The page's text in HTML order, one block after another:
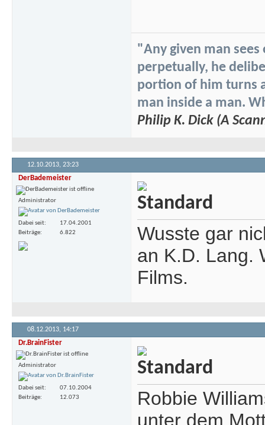
"Any given man
perpetually, he
portion of him turns
man inside a man.
Philip K. Dick (A
12.10.2013, 23:23
DerBademeister
Administrator
Dabei seit
17.04.2001
Beiträge
6.822
Wusste gar
an K.D. Lang.
Films.
08.12.2013, 14:17
Dr.BrainFister
Administrator
Dabei seit
07.10.2004
Beiträge
12.073
Robbie
unter dem